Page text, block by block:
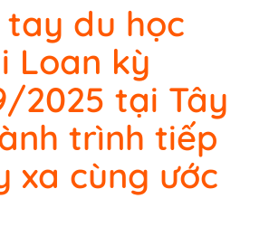
tay du học
Loan kỳ
2025 tại Tây
trình tiếp
xa cùng ước